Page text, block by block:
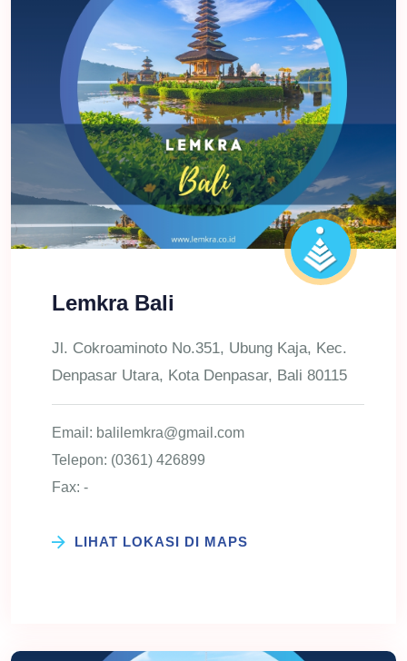
Lemkra Bali
Jl. Cokroaminoto No.351, Ubung Kaja, Kec.
Denpasar Utara, Kota Denpasar, Bali 80115
Email: balilemkra@gmail.com
Telepon: (0361) 426899
Fax: -
LIHAT LOKASI DI MAPS